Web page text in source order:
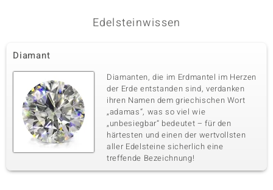
Edelsteinwissen
Diamant
Diamanten, die im Erdmantel im Herzen
der Erde entstanden sind, verdanken
ihren Namen dem griechischen Wort
„adamas“, was so viel wie
„unbesiegbar“ bedeutet – für den
härtesten und einen der wertvollsten
aller Edelsteine sicherlich eine
treffende Bezeichnung!